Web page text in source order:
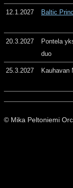
12.1.2027 Baltic
20.3.2027
Pontela
duo
25.3.2027 Kauhavan
© Mika Peltoniemi